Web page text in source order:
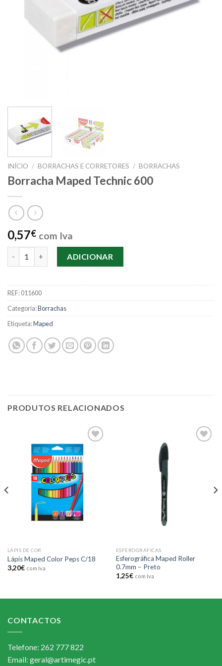
INÍCIO / BORRACHAS E CORRETORES / BORRACHAS
Borracha Maped Technic 600
0,57€ com Iva
ADICIONAR
REF:011600
Categoria:Borrachas
Etiqueta:Maped
PRODUTOS RELACIONADOS
wishlist
LÁPIS DE COR
Lápis Maped Color Peps C/18
3,20€ com Iva
ESFEROGRÁFICAS
Esferográfica Maped Roller
0.7mm – Preto
1,25€ com Iva
CONTACTOS
Telefone: 262 777 822
Email: geral@artimegic.pt